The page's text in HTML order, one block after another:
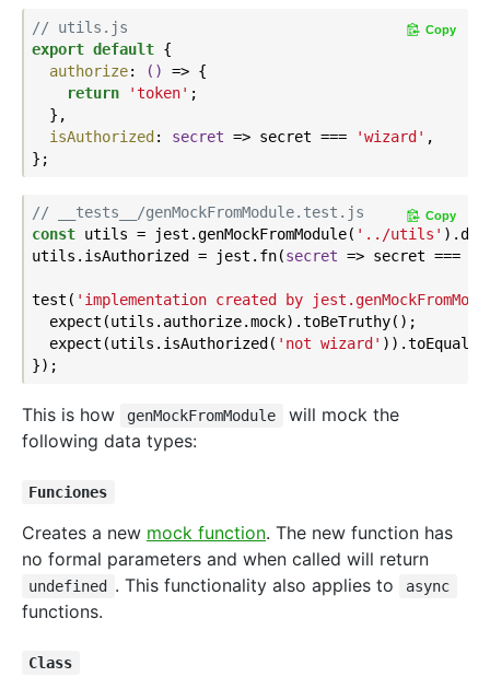
// utils.js
export default {
authorize: () => {
return
'token' ;
  },
isAuthorized : secret => secret === 'wizard' ,
Copy
// __tests__/genMockFromModule.test.js
const utils = jest.genMockFromModule( '../utils'
utils.isAuthorized = jest.fn(secret => secret ===
test( 'implementation created by
  expect(utils.authorize.mock).toBeTruthy();
  expect(utils.isAuthorized(
'not wizard' )).toEqual(
Copy
This is how genMockFromModule
will mock the
following data types:
Funciones
Creates a new mock function. The new function has
no formal parameters and when called will return
undefined . This functionality also applies to async
functions.
Class